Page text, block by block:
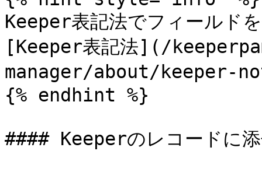
Keeper表記法でフィールド
[Keeper表記法](/
manager/about/keeper-
{% endhint %}
#### Keeperのレコードに